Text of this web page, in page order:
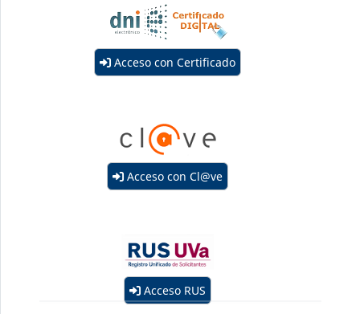
Acceso con Certificado
Acceso con Cl@ve
Acceso RUS